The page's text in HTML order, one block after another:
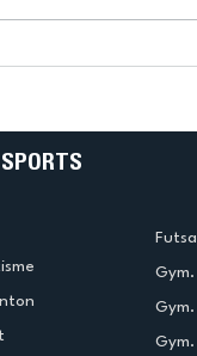
termine